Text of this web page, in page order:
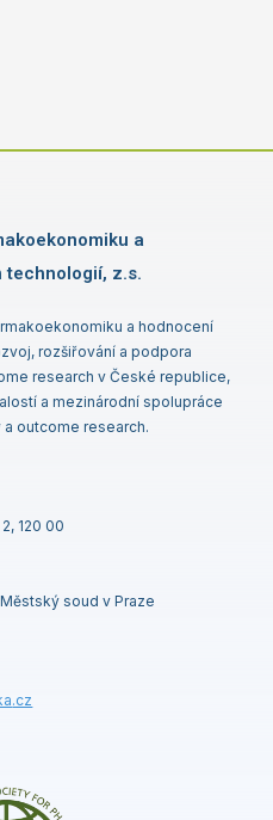
a
technologií, z.s.
a hodnocení
rozšiřování a podpora
research v České republice,
a mezinárodní spolupráce
outcome research.
120 00
soud v Praze
.cz